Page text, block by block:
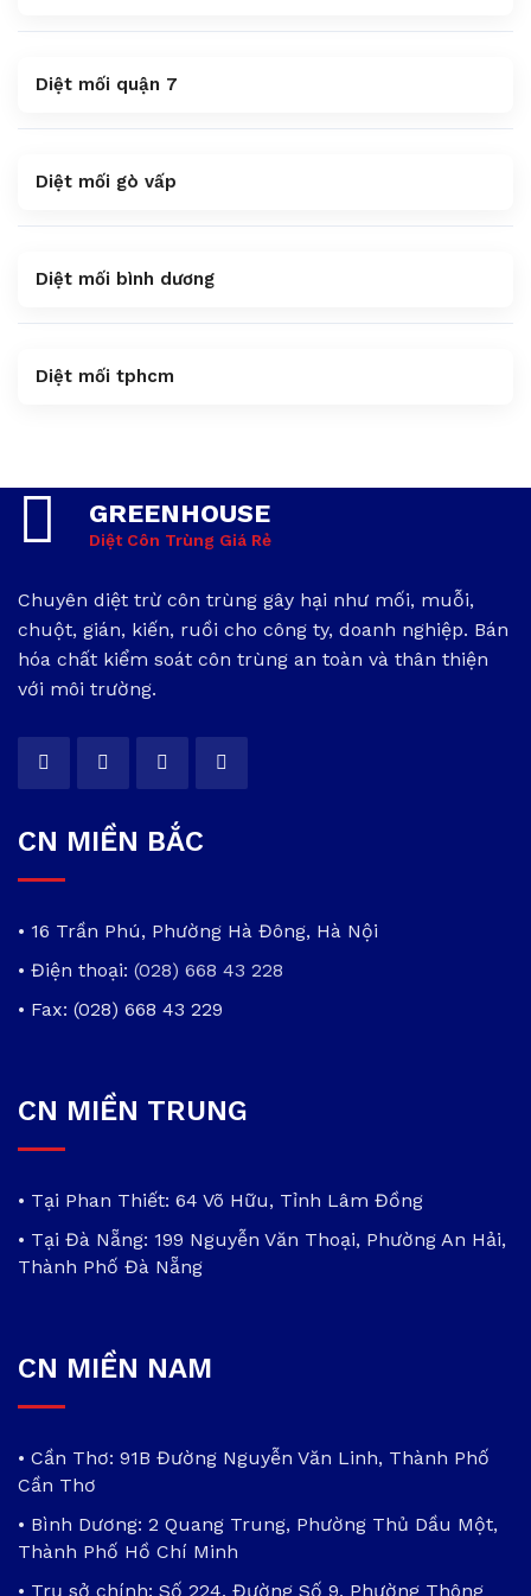
Diệt mối quận 7
Diệt mối gò vấp
Diệt mối bình dương
Diệt mối tphcm
GREENHOUSE
Diệt Côn Trùng Giá Rẻ
Chuyên diệt trừ côn trùng gây hại như mối, muỗi,
chuột, gián, kiến, ruồi cho công ty, doanh nghiệp. Bán
hóa chất kiểm soát côn trùng an toàn và thân thiện
với môi trường.
CN MIỀN BẮC
• 16 Trần Phú, Phường Hà Đông, Hà Nội
• Điện thoại: (028) 668 43 228
• Fax: (028) 668 43 229
CN MIỀN TRUNG
• Tại Phan Thiết: 64 Võ Hữu, Tỉnh Lâm Đồng
• Tại Đà Nẵng: 199 Nguyễn Văn Thoại, Phường An Hải,
Thành Phố Đà Nẵng
CN MIỀN NAM
• Cần Thơ: 91B Đường Nguyễn Văn Linh, Thành Phố
Cần Thơ
• Bình Dương: 2 Quang Trung, Phường Thủ Dầu Một,
Thành Phố Hồ Chí Minh
• Trụ sở chính: Số 224, Đường Số 9, Phường Thông